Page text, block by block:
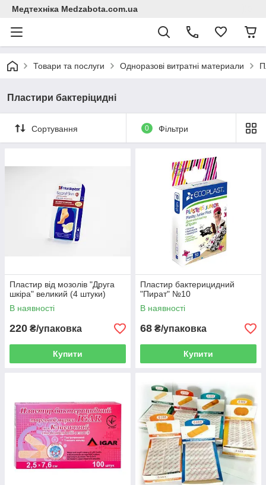
Медтехніка Medzabota.com.ua
Товари та послуги Одноразові витратні материали
Пластири бактеріцидні
Сортування 0 Фільтри
Пластир від мозолів "Друга
шкіра" великий (4 штуки)
В наявності
220 ₴/упаковка
Купити
Пластир бактерицидний
"Пират" №10
В наявності
68 ₴/упаковка
Купити